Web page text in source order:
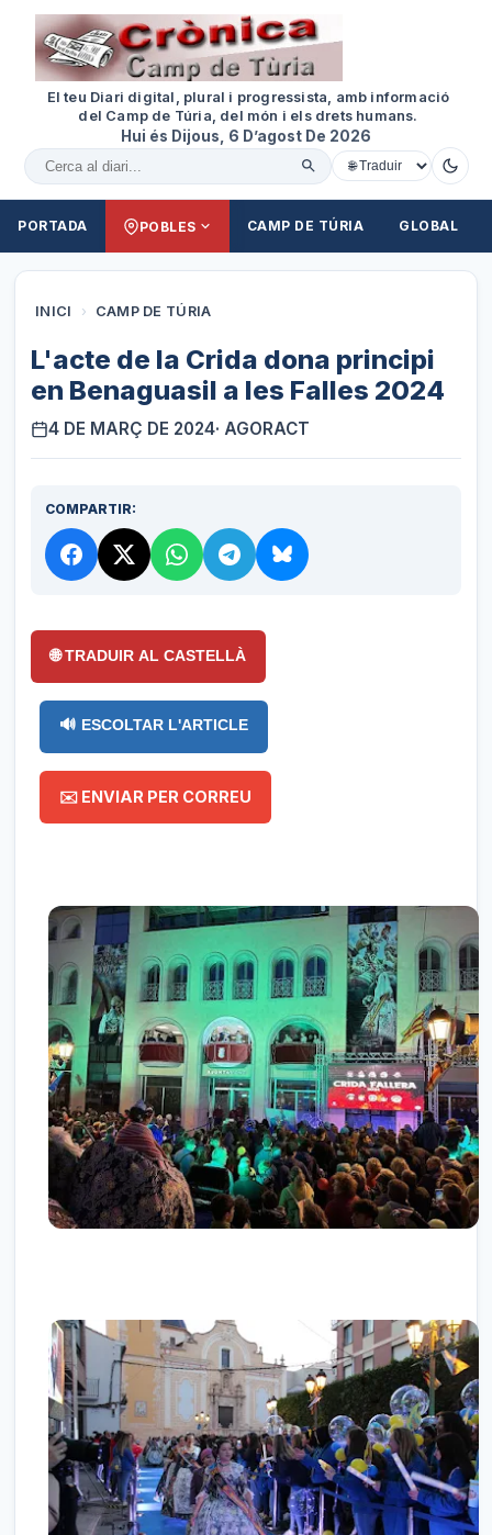
El teu Diari digital, plural i progressista, amb informació
del Camp de Túria, del món i els drets humans.
Hui és Dijous, 6 D’agost De 2026
Cercar al diari
PORTADA POBLES CAMP DE TÚRIA GLOBAL
INICI › CAMP DE TÚRIA
L'acte de la Crida dona principi
en Benaguasil a les Falles 2024
4 DE MARÇ DE 2024· AGORACT
COMPARTIR:
🌐 TRADUIR AL CASTELLÀ
🔊 ESCOLTAR L'ARTICLE
✉️ ENVIAR PER CORREU